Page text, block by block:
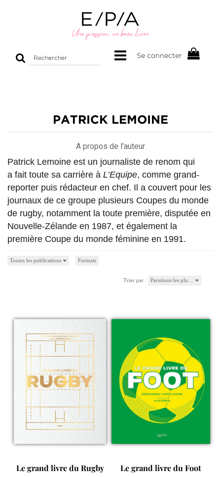
Rechercher
Se connecter
PATRICK LEMOINE
A propos de l'auteur
Patrick Lemoine est un journaliste de renom qui
a fait toute sa carrière à L’Equipe, comme grand-
reporter puis rédacteur en chef. Il a couvert pour les
journaux de ce groupe plusieurs Coupes du monde
de rugby, notamment la toute première, disputée en
Nouvelle-Zélande en 1987, et également la
première Coupe du monde féminine en 1991.
Toutes les publications Formats
Trier par : Parutions les plu…
Le grand livre du Rugby Le grand livre du Foot